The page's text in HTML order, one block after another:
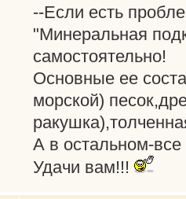
--Если есть
"Минеральная
самостоятельно!
Основные ее
морской)
А в остальном-
Удачи вам!!!